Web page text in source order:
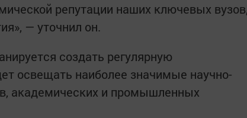
репутации наших ключевых
— уточнил он.
создать регулярную
освещать наиболее значимые научно-
академических и промышленных